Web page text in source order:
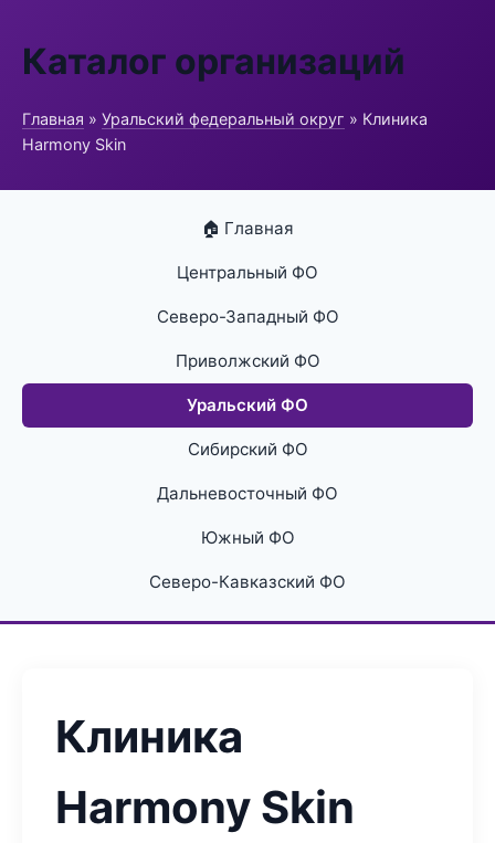
Каталог организаций
Главная » Уральский федеральный округ » Клиника
Harmony Skin
🏠 Главная
Центральный ФО
Северо-Западный ФО
Приволжский ФО
Уральский ФО
Сибирский ФО
Дальневосточный ФО
Южный ФО
Северо-Кавказский ФО
Клиника
Harmony Skin